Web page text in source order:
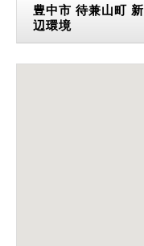
豊中市 待兼山町
辺環境